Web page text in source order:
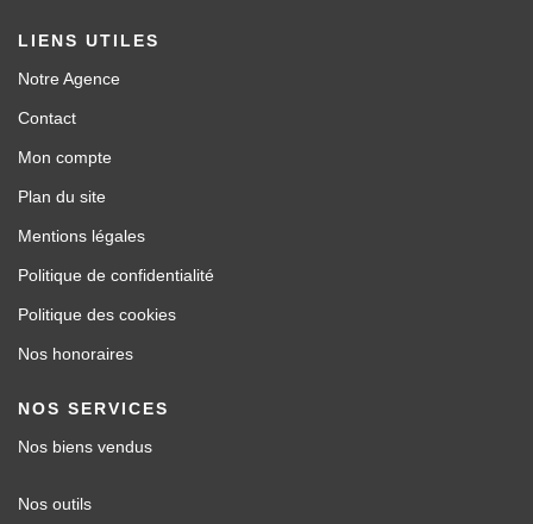
LIENS UTILES
Notre Agence
Contact
Mon compte
Plan du site
Mentions légales
Politique de confidentialité
Politique des cookies
Nos honoraires
NOS SERVICES
Nos biens vendus
Nos outils